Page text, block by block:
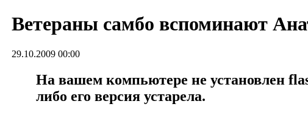
Ветераны самбо вспоминают
29.10.2009 00:00
На вашем компьютере не установлен
либо его версия устарела.